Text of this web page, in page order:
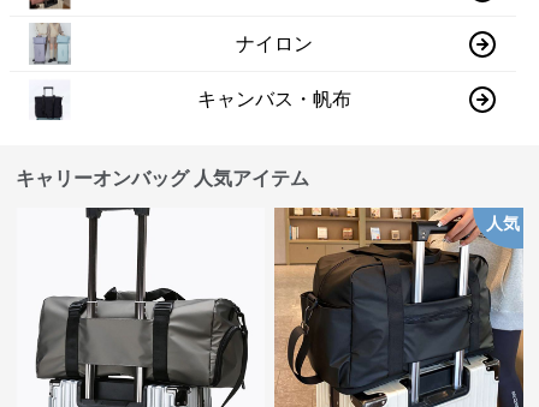
ナイロン
キャンバス・帆布
キャリーオンバッグ 人気アイテム
人気